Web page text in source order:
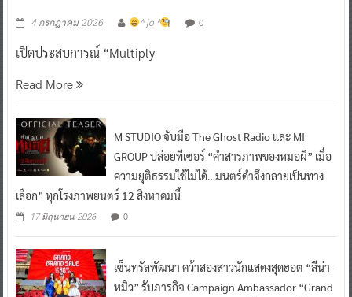
4 กรกฎาคม 2026 ^ jo ^ 0
เปิดประสบการณ์ “Multiply
Read More
M STUDIO จับมือ The Ghost Radio และ MI
GROUP ปล่อยทีเซอร์ “คำสารภาพของหมอผี” เมื่อ
ความยุติธรรมใช้ไม่ได้…มนตร์ดำจึงกลายเป็นทาง
เลือก” ทุกโรงภาพยนตร์ 12 สิงหาคมนี้
17 มิถุนายน 2026 0
เซ็นทรัลพัฒนา คว้าสองสาวนักแสดงสุดฮอต “ลีน่า-
หมิว” รับภารกิจ Campaign Ambassador “Grand